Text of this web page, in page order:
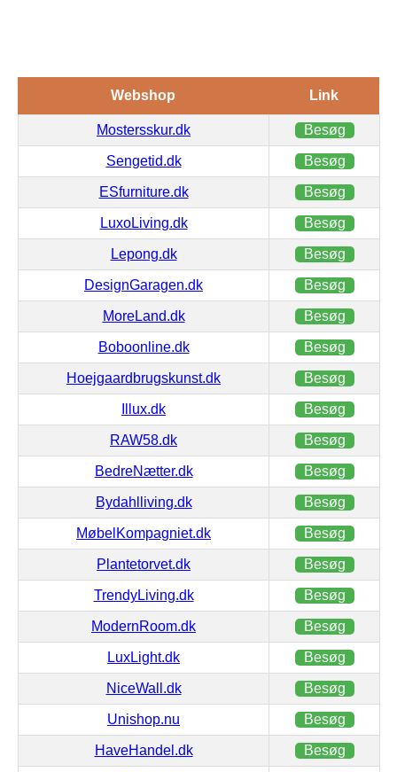
Webshop Link
Mostersskur.dk Besøg
Sengetid.dk Besøg
ESfurniture.dk Besøg
LuxoLiving.dk Besøg
Lepong.dk Besøg
DesignGaragen.dk Besøg
MoreLand.dk Besøg
Boboonline.dk Besøg
Hoejgaardbrugskunst.dk Besøg
Illux.dk Besøg
RAW58.dk Besøg
BedreNætter.dk Besøg
Bydahlliving.dk Besøg
MøbelKompagniet.dk Besøg
Plantetorvet.dk Besøg
TrendyLiving.dk Besøg
ModernRoom.dk Besøg
LuxLight.dk Besøg
NiceWall.dk Besøg
Unishop.nu Besøg
HaveHandel.dk Besøg